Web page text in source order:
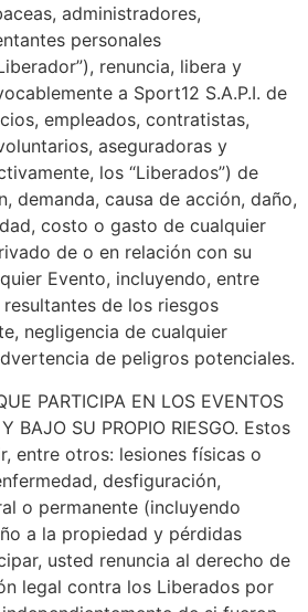
administradores,
personales
renuncia, libera y
a Sport12 S.A.P.I. de
empleados, contratistas,
aseguradoras y
los “Liberados”) de
demanda, causa de acción, daño,
costo o gasto de cualquier
de o en relación con su
Evento, incluyendo, entre
de los riesgos
negligencia de cualquier
de peligros potenciales.
PARTICIPA EN LOS EVENTOS
BAJO SU PROPIO RIESGO. Estos
entre otros: lesiones físicas o
desfiguración,
o permanente (incluyendo
a la propiedad y pérdidas
usted renuncia al derecho de
legal contra los Liberados por